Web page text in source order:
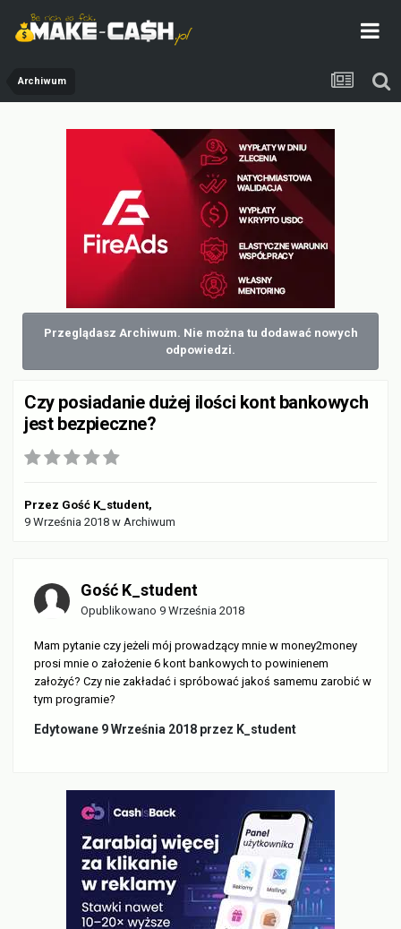
Archiwum
Przeglądasz Archiwum. Nie można tu dodawać nowych
odpowiedzi.
Czy posiadanie dużej ilości kont bankowych
jest bezpieczne?
Przez Gość K_student,
9 Września 2018 w Archiwum
Gość K_student
Opublikowano 9 Września 2018
Mam pytanie czy jeżeli mój prowadzący mnie w money2money
prosi mnie o założenie 6 kont bankowych to powinienem
założyć? Czy nie zakładać i spróbować jakoś samemu zarobić w
tym programie?
Edytowane 9 Września 2018 przez K_student